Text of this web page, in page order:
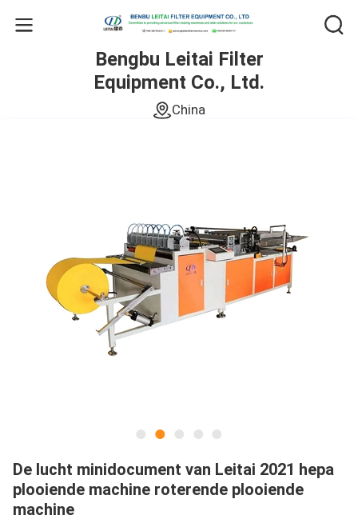
Bengbu Leitai Filter
Equipment Co., Ltd.
China
De lucht minidocument van Leitai 2021 hepa
plooiende machine roterende plooiende
machine